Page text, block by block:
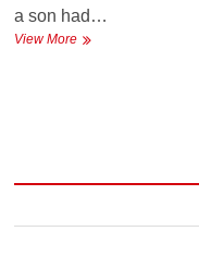
a son had…
View MoreQuàng